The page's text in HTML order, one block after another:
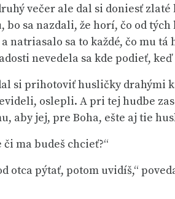
večer ale dal si doniesť
bo sa nazdali, že horí, čo od
natriasalo sa to každé, čo mu
nevedela sa kde podieť,
si prihotoviť husličky drahými
oslepli. A pri tej hudbe
aby jej, pre Boha, ešte aj tie
či ma budeš chcieť?“
otca pýtať, potom uvidíš,“